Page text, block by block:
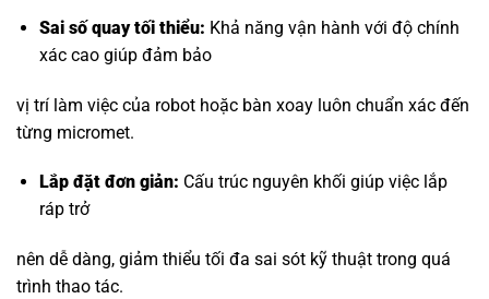
Sai số quay tối thiểu: Khả năng vận hành với độ chính
xác cao giúp đảm bảo
vị trí làm việc của robot hoặc bàn xoay luôn chuẩn xác đến
từng micromet.
Lắp đặt đơn giản: Cấu trúc nguyên khối giúp việc lắp
ráp trở
nên dễ dàng, giảm thiểu tối đa sai sót kỹ thuật trong quá
trình thao tác.